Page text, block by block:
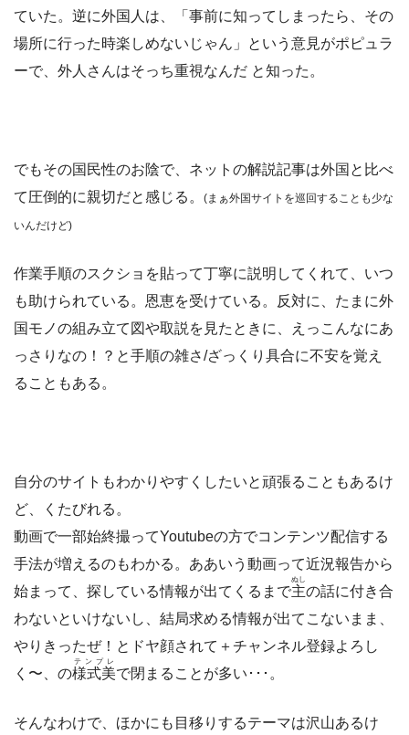
ていた。逆に外国人は、「事前に知ってしまったら、その
場所に行った時楽しめないじゃん」という意見がポピュラ
ーで、外人さんはそっち重視なんだ と知った。
でもその国民性のお陰で、ネットの解説記事は外国と比べ
て圧倒的に親切だと感じる。
(まぁ外国サイトを巡回することも少な
いんだけど)
作業手順のスクショを貼って丁寧に説明してくれて、いつ
も助けられている。恩恵を受けている。
反対に、たまに外
国モノの組み立て図や取説を見たときに、えっこんなにあ
っさりなの！？と手順の雑さ/ざっくり具合に不安を覚え
ることもある。
自分のサイトもわかりやすくしたいと頑張ることもあるけ
ど、くたびれる。
動画で一部始終撮ってYoutubeの方でコンテンツ配信する
手法が増えるのもわかる。ああいう動画って近況報告から
始まって、探している情報が出てくるまで主
ぬし
の話に付き合
わないといけないし、結局求める情報が出てこないまま、
やりきったぜ！とドヤ顔されて＋チャンネル登録よろし
く〜、の様式美
テンプレ
で閉まることが多い･･･。
そんなわけで、ほかにも目移りするテーマは沢山あるけ